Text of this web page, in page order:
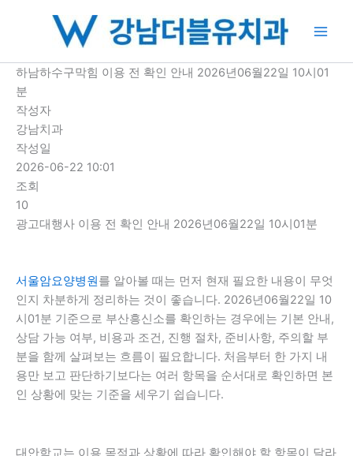
로 하남하수구막힘 이용 전 확인 안내 2026년06월22일 10시01
분
작성자
강남치과
작성일
2026-06-22 10:01
조회
10
광고대행사 이용 전 확인 안내 2026년06월22일 10시01분
서울암요양병원를 알아볼 때는 먼저 현재 필요한 내용이 무엇
인지 차분하게 정리하는 것이 좋습니다. 2026년06월22일 10
시01분 기준으로 부산흥신소를 확인하는 경우에는 기본 안내,
상담 가능 여부, 비용과 조건, 진행 절차, 준비사항, 주의할 부
분을 함께 살펴보는 흐름이 필요합니다. 처음부터 한 가지 내
용만 보고 판단하기보다는 여러 항목을 순서대로 확인하면 본
인 상황에 맞는 기준을 세우기 쉽습니다.
대안학교는 이용 목적과 상황에 따라 확인해야 할 항목이 달라